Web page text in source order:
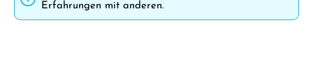
Erfahrungen mit anderen.